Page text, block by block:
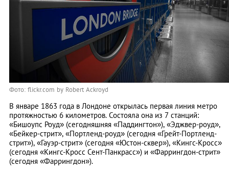
Фото: flickr.com by Robert Ackroyd
В январе 1863 года в Лондоне открылась первая линия метро
протяжностью 6 километров. Состояла она из 7 станций:
«Бишоупс Роуд» (сегодняшняя «Паддингтон»), «Эджвер-роуд»,
«Бейкер-стрит», «Портленд-роуд» (сегодня «Грейт-Портленд-
стрит»), «Гауэр-стрит» (сегодня «Юстон-сквер»), «Кингс-Кросс»
(сегодня «Кингс-Кросс Сент-Панкрасс») и «Фаррингдон-стрит»
(сегодня «Фаррингдон»).